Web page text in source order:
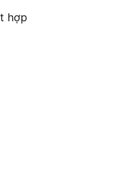
hợp